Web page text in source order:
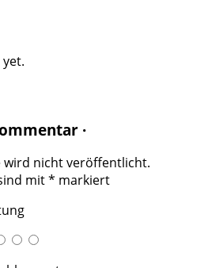
·
wird nicht veröffentlicht.
mit* markiert